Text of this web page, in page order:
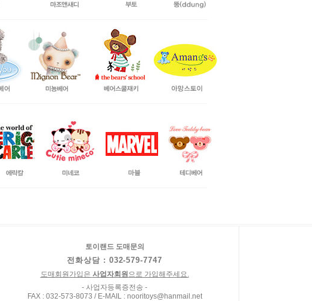
토이랜드 도매문의
전화상담 : 032-579-7747
도매회원가입은 사업자회원 으로 가입해주세요.
- 사업자등록증전송 -
FAX : 032-573-8073 / E-MAIL : nooritoys@hanmail.net